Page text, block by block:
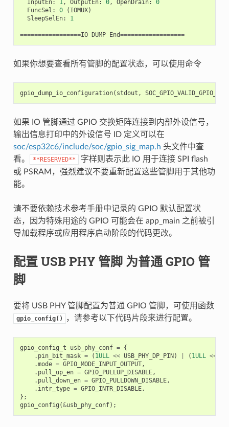
InputEn: 1, OutputEn: 0, OpenDrain:
0
FuncSel : 0 ( IOMUX)
SleepSelEn: 1
=================IO DUMP End==================
如果你想要查看所有管脚的配置状态，可以使用命令
gpio_dump_io_configuration( stdout ,
如果 IO 管脚通过 GPIO 交换矩阵连接到内部外设信号，
输出信息打印中的外设信号 ID 定义可以在
soc/esp32c6/include/soc/gpio_sig_map.h 头文件中查
看。
**RESERVED**
字样则表示此 IO 用于连接 SPI flash
或 PSRAM，强烈建议不要重新配置这些管脚用于其他功
能。
请不要依赖技术参考手册中记录的 GPIO 默认配置状
态，因为特殊用途的 GPIO 可能会在 app_main 之前被引
导加载程序或应用程序启动阶段的代码更改。
配置 USB PHY 管脚 为普通 GPIO 管
脚
要将 USB PHY 管脚配置为普通 GPIO 管脚，可使用函数
gpio_config() ，请参考以下代码片段来进行配置。
gpio_config_t usb_phy_conf = {
. pin_bit_mask = ( 1ULL << USB_PHY_DP_PIN) ( 1ULL <<
.mode = GPIO_MODE_INPUT_OUTPUT,
. pull_up_en = GPIO_PULLUP_DISABLE,
. pull_down_en = GPIO_PULLDOWN_DISABLE,
. intr_type = GPIO_INTR_DISABLE,
};
gpio_config (&usb_phy_conf);